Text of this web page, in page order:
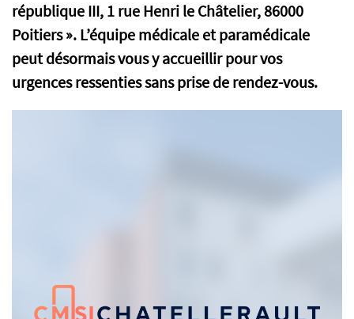
république III, 1 rue Henri le Châtelier, 86000
Poitiers ». L’équipe médicale et paramédicale
peut désormais vous y accueillir pour vos
urgences ressenties sans prise de rendez-vous.